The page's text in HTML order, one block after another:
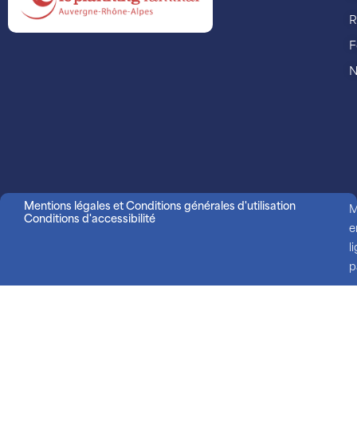
Mentions légales et Conditions générales d'utilisation
Conditions d'accessibilité